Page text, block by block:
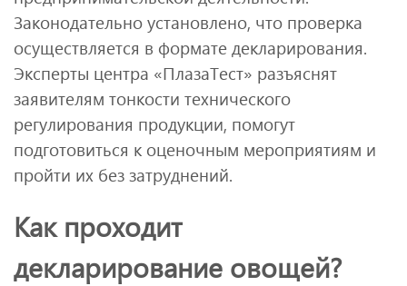
Законодательно установлено, что проверка
осуществляется в формате декларирования.
Эксперты центра «ПлазаТест» разъяснят
заявителям тонкости технического
регулирования продукции, помогут
подготовиться к оценочным мероприятиям и
пройти их без затруднений.
Как проходит
декларирование овощей?